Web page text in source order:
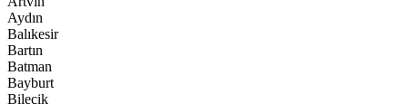
Aydın
Balıkesir
Bartın
Batman
Bayburt
Bilecik